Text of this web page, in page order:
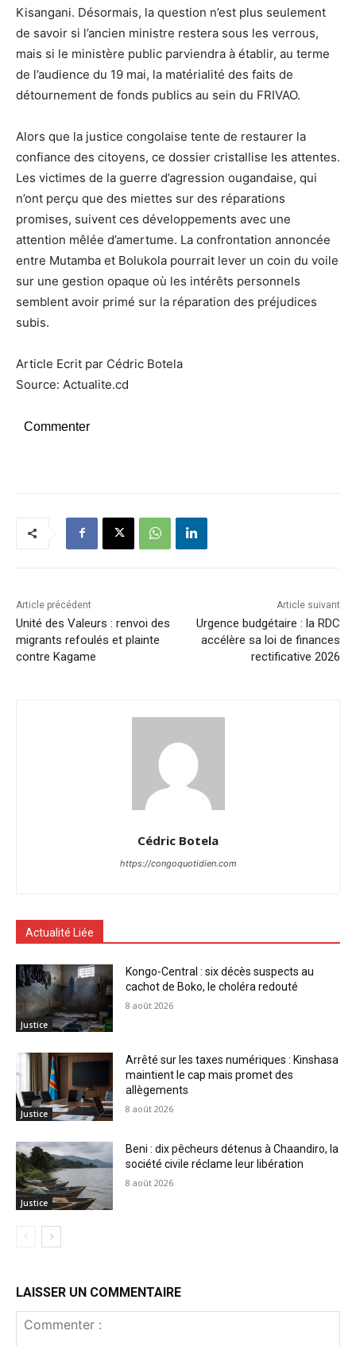
Kisangani. Désormais, la question n’est plus seulement
de savoir si l’ancien ministre restera sous les verrous,
mais si le ministère public parviendra à établir, au terme
de l’audience du 19 mai, la matérialité des faits de
détournement de fonds publics au sein du FRIVAO.
Alors que la justice congolaise tente de restaurer la
confiance des citoyens, ce dossier cristallise les attentes.
Les victimes de la guerre d’agression ougandaise, qui
n’ont perçu que des miettes sur des réparations
promises, suivent ces développements avec une
attention mêlée d’amertume. La confrontation annoncée
entre Mutamba et Bolukola pourrait lever un coin du voile
sur une gestion opaque où les intérêts personnels
semblent avoir primé sur la réparation des préjudices
subis.
Article Ecrit par Cédric Botela
Source: Actualite.cd
Commenter
Article précédent
Unité des Valeurs : renvoi des
migrants refoulés et plainte
contre Kagame
Article suivant
Urgence budgétaire : la RDC
accélère sa loi de finances
rectificative 2026
Cédric Botela
https://congoquotidien.com
Actualité Liée
Justice
Kongo-Central : six décès suspects au
cachot de Boko, le choléra redouté
8 août 2026
Justice
Arrêté sur les taxes numériques : Kinshasa
maintient le cap mais promet des
allègements
8 août 2026
Justice
Beni : dix pêcheurs détenus à Chaandiro, la
société civile réclame leur libération
8 août 2026
LAISSER UN COMMENTAIRE